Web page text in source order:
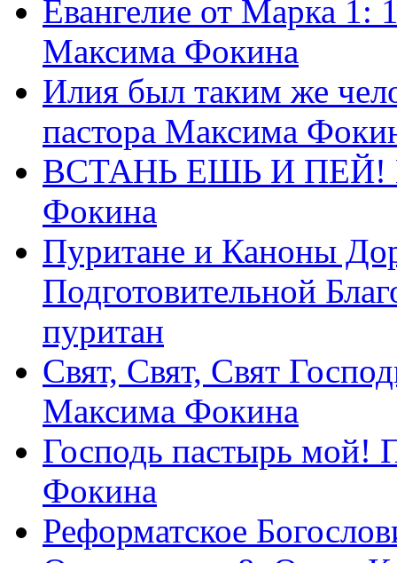
Евангелие от Марка 1:
Максима Фокина
Илия был таким же
пастора Максима
ВСТАНЬ ЕШЬ И ПЕЙ!
Фокина
Пуритане и Каноны
Подготовительной
пуритан
Свят, Свят, Свят
Максима Фокина
Господь пастырь мой!
Фокина
Реформатское